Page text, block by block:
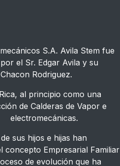
S.A. Avila Stem fue
el Sr. Edgar Avila y su
Rodriguez.
al principio como una
de Calderas de Vapor e
sus hijos e hijas han
concepto Empresarial Familiar
de evolución que ha